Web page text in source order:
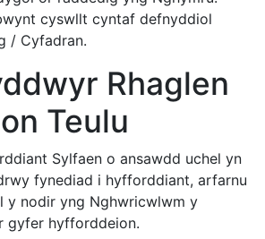
cyswllt cyntaf defnyddiol
/ Cyfadran.
Rhaglen
Teulu
Sylfaen o ansawdd uchel yn
fynediad i hyfforddiant, arfarnu
y nodir yng Nghwricwlwm y
gyfer hyfforddeion.